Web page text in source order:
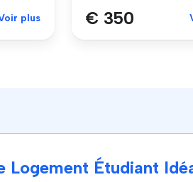
plus € 350
Logement Étudiant